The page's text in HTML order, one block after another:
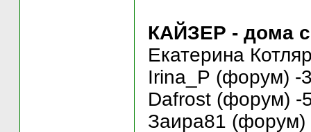
КАЙЗЕР - дома с
Екатерина
Irina_P (форум) -
Dafrost (форум) -
Заира81 (форум)